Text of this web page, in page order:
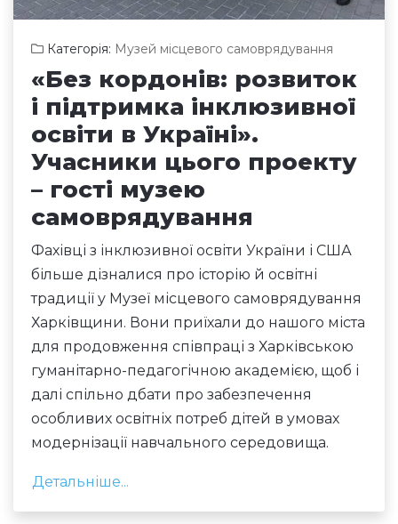
Категорія: Музей місцевого самоврядування
«Без кордонів: розвиток
і підтримка інклюзивної
освіти в Україні».
Учасники цього проекту
– гості музею
самоврядування
Фахівці з інклюзивної освіти України і США
більше дізналися про історію й освітні
традиції у Музеї місцевого самоврядування
Харківщини. Вони приїхали до нашого міста
для продовження співпраці з Харківською
гуманітарно-педагогічною академією, щоб і
далі спільно дбати про забезпечення
особливих освітніх потреб дітей в умовах
модернізації навчального середовища.
Детальніше...